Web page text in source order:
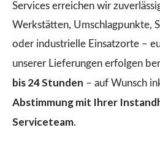
Services erreichen wir
Werkstätten, Umschlagpunkte,
oder industrielle Einsatzorte –
unserer Lieferungen erfolgen
bis 24 Stunden – auf Wunsch
Abstimmung mit Ihrer
Serviceteam.